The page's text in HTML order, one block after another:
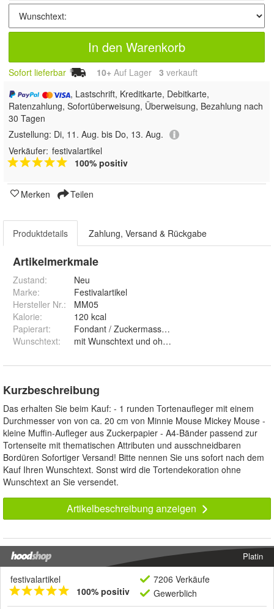
In den Warenkorb
Sofort lieferbar 10+ Auf Lager 3 verkauft
, Lastschrift, Kreditkarte, Debitkarte,
Ratenzahlung, Sofortüberweisung, Überweisung, Bezahlung nach
30 Tagen
Zustellung: Di, 11. Aug. bis Do, 13. Aug.
Verkäufer: festivalartikel
100% positiv
Merken Teilen
Produktdetails Zahlung, Versand & Rückgabe
Artikelmerkmale
Zustand:
Neu
Marke:
Festivalartikel
Hersteller Nr.:
MM05
Kalorie:
120 kcal
Papierart:
Wunschtext: mit Wunschtext und ohne Wunschtext
Kurzbeschreibung
Das erhalten Sie beim Kauf: - 1 runden Tortenaufleger mit einem
Durchmesser von von ca. 20 cm von Minnie Mouse Mickey Mouse -
kleine Muffin-Aufleger aus Zuckerpapier - A4-Bänder passend zur
Tortenseite mit thematischen Attributen und ausschneidbaren
Bordüren Sofortiger Versand! Bitte nennen Sie uns sofort nach dem
Kauf Ihren Wunschtext. Sonst wird die Tortendekoration ohne
Wunschtext an Sie versendet.
Artikelbeschreibung anzeigen
Platin
festivalartikel
100% positiv
7206 Verkäufe
Gewerblich